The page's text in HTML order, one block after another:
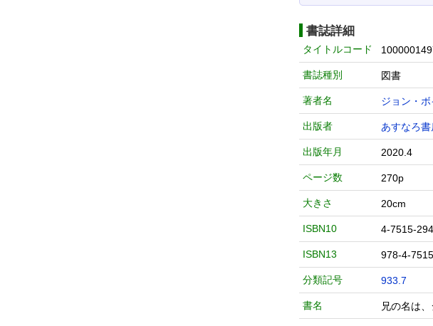
書誌詳細
タイトルコード
書誌種別 図書
著者名 ジョン・
出版者 あすなろ書
出版年月 2020.4
ページ数 270p
大きさ 20cm
ISBN10 4-7515-
ISBN13 978-4-
分類記号 933.7
書名 兄の名は